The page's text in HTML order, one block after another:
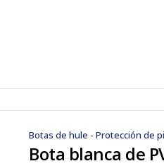
Botas de hule - Protección de
Bota blanca de